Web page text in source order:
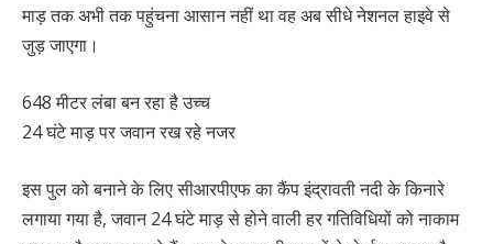
माड़ तक अभी तक पहुंचना आसान नहीं था वह अब सीधे नेशनल हाइवे से
जुड़ जाएगा।
648 मीटर लंबा बन रहा है उच्च
24 घंटे माड़ पर जवान रख रहे नजर
इस पुल को बनाने के लिए सीआरपीएफ का कैंप इंद्रावती नदी के किनारे
लगाया गया है, जवान 24 घंटे माड़ से होने वाली हर गतिविधियों को नाकाम